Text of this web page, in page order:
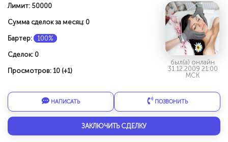
ДАРИТЕ ДРУЗЬЯМ 3000 БР ЗА НАШ СЧЁТ!
Лимит: 50000
Сумма сделок за месяц: 0
Бартер: 100%
Сделок: 0
Просмотров: 10 (+1)
был(а) онлайн
31.12.2009 21:00
МСК
НАПИСАТЬ ПОЗВОНИТЬ
ЗАКЛЮЧИТЬ СДЕЛКУ